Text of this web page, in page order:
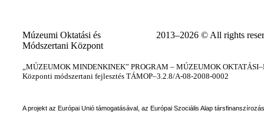
Múzeumi Oktatási és
Módszertani Központ
2013–2026 © All rights
„MÚZEUMOK MINDENKINEK” PROGRAM – MÚZEUMOK
Központi módszertani fejlesztés TÁMOP–3.2.8/A-08-2008-0002
A projekt az Európai Unió támogatásával, az Európai Szociális Alap